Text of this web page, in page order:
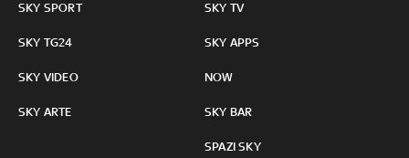
SKY SPORT
SKY TG24
SKY VIDEO
SKY ARTE
SKY TV
SKY APPS
NOW
SKY BAR
SPAZI SKY